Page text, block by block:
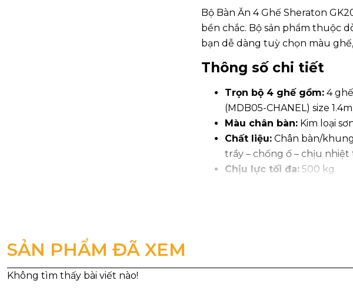
Bộ Bàn Ăn 4 Ghế Sheraton
bền chắc. Bộ sản phẩm thuộc
bạn dễ dàng tuỳ chọn màu
Thông số chi tiết
Trọn bộ 4 ghếgồm: 4
(MDB05-CHANEL) size
Màu chân bàn: Kim loại
Chất liệu: Chân bàn/
trầy – chống ố – chịu nhiệt
Chịu lực tối đa: 500 kg.
SẢN PHẨM ĐÃ XEM